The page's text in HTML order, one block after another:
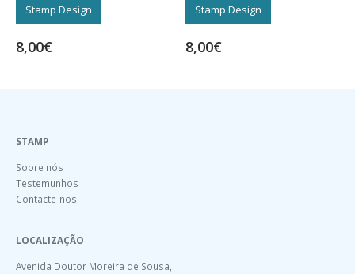
Stamp Design
8,00
Stamp Design
18,00
STAMP
Sobre nós
Testemunhos
Contacte-nos
LOCALIZAÇÃO
Avenida Doutor Moreira de Sousa,